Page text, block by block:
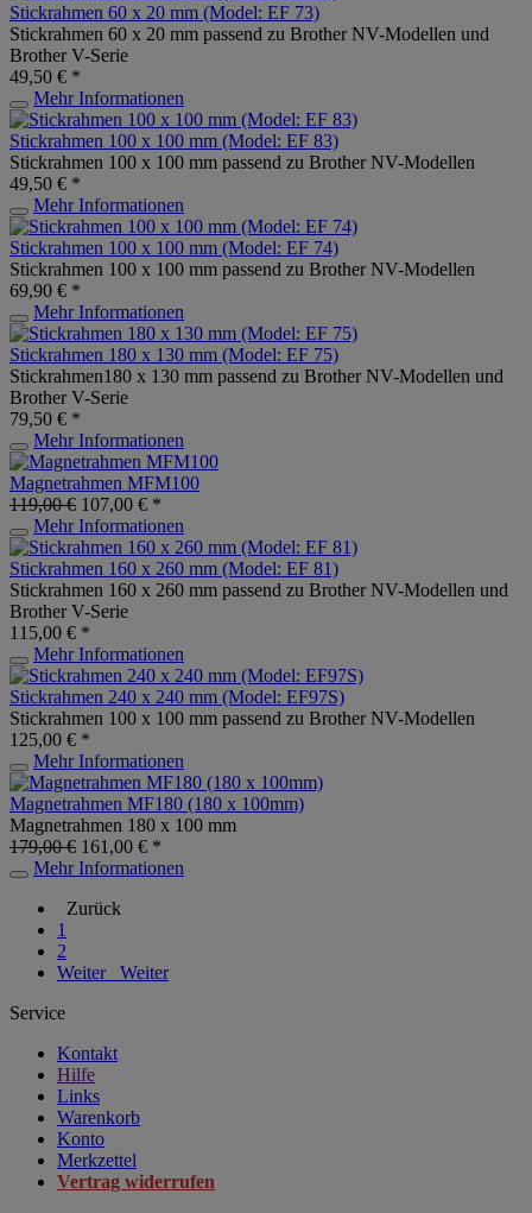
Stickrahmen 60 x 20 mm (Model: EF 73)
Stickrahmen 60 x 20 mm passend zu Brother NV-Modellen und
Brother V-Serie
49,50 € *
Mehr Informationen
Stickrahmen 100 x 100 mm (Model: EF 83)
Stickrahmen 100 x 100 mm passend zu Brother NV-Modellen
49,50 € *
Mehr Informationen
Stickrahmen 100 x 100 mm (Model: EF 74)
Stickrahmen 100 x 100 mm passend zu Brother NV-Modellen
69,90 € *
Mehr Informationen
Stickrahmen 180 x 130 mm (Model: EF 75)
Stickrahmen180 x 130 mm passend zu Brother NV-Modellen und
Brother V-Serie
79,50 € *
Mehr Informationen
Magnetrahmen MFM100
119,00 € 107,00 € *
Mehr Informationen
Stickrahmen 160 x 260 mm (Model: EF 81)
Stickrahmen 160 x 260 mm passend zu Brother NV-Modellen und
Brother V-Serie
115,00 € *
Mehr Informationen
Stickrahmen 240 x 240 mm (Model: EF97S)
Stickrahmen 100 x 100 mm passend zu Brother NV-Modellen
125,00 € *
Mehr Informationen
Magnetrahmen MF180 (180 x 100mm)
Magnetrahmen 180 x 100 mm
179,00 € 161,00 € *
Mehr Informationen
Zurück
1
2
Weiter
Weiter
Service
Kontakt
Hilfe
Links
Warenkorb
Konto
Merkzettel
Vertrag widerrufen